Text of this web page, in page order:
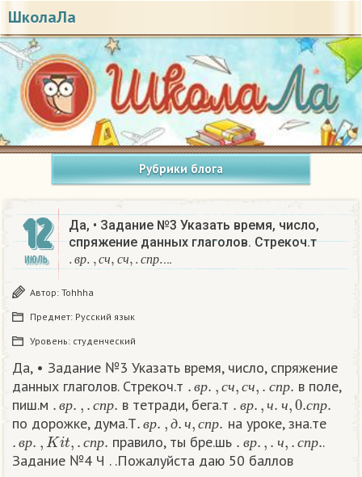
ШколаЛа
Рубрики блога
12
ИЮЛЬ
Да, • Задание №3 Указать время, число,
спряжение данных глаголов. Стрекоч.т
вр с ч с ч спр
р пр …
Автор: Tohhha
Предмет: Русский язык
Уровень: студенческий
Да, • Задание №3 Указать время, число, спряжение
данных глаголов. Стрекоч.т
вр с ч с ч с п р
.вр.,сч сч,.спр .
в поле,
пиш.м
вр спр
.в р.,.спр. в тетради, бега.т в р ч ч спр
.вр.,ч. ч,0.спр .
по дорожке, дума.Т вр д ч спр
.в р.,д.ч,с пр. на уроке, зна.те
вр спр
.вр ,Kit,.спр. правило, ты бре.шь в р ч спр
.в р.,.ч,.спр.
.
Задание №4 Ч . .Пожалуйста даю 50 баллов​